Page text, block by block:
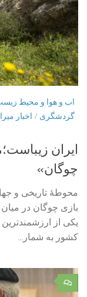
اب و هوا و محیط
گردشگری / اخبار
ایران
چوگان»
محوطۀ تاریخی و
بازی چوگان در
یکی از
کشور به شمار...
۰